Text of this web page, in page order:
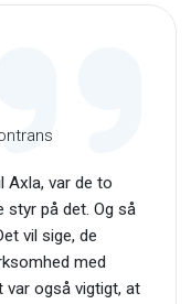
Axla, var de to
styr på det. Og så
vil sige, de
med
var også vigtigt, at